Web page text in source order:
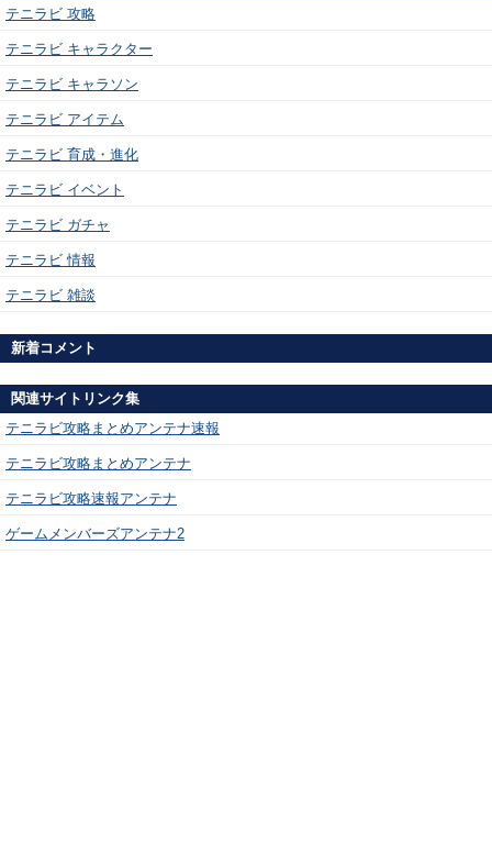
テニラビ 攻略
テニラビ キャラクター
テニラビ キャラソン
テニラビ アイテム
テニラビ 育成・進化
テニラビ イベント
テニラビ ガチャ
テニラビ 情報
テニラビ 雑談
新着コメント
関連サイトリンク集
テニラビ攻略まとめアンテナ速報
テニラビ攻略まとめアンテナ
テニラビ攻略速報アンテナ
ゲームメンバーズアンテナ2